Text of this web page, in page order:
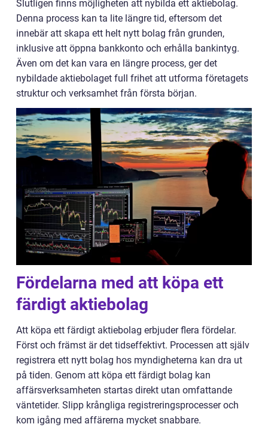
Slutligen finns möjligheten att nybilda ett aktiebolag.
Denna process kan ta lite längre tid, eftersom det
innebär att skapa ett helt nytt bolag från grunden,
inklusive att öppna bankkonto och erhålla bankintyg.
Även om det kan vara en längre process, ger det
nybildade aktiebolaget full frihet att utforma företagets
struktur och verksamhet från första början.
Fördelarna med att köpa ett
färdigt aktiebolag
Att köpa ett färdigt aktiebolag erbjuder flera fördelar.
Först och främst är det tidseffektivt. Processen att själv
registrera ett nytt bolag hos myndigheterna kan dra ut
på tiden. Genom att köpa ett färdigt bolag kan
affärsverksamheten startas direkt utan omfattande
väntetider. Slipp krångliga registreringsprocesser och
kom igång med affärerna mycket snabbare.